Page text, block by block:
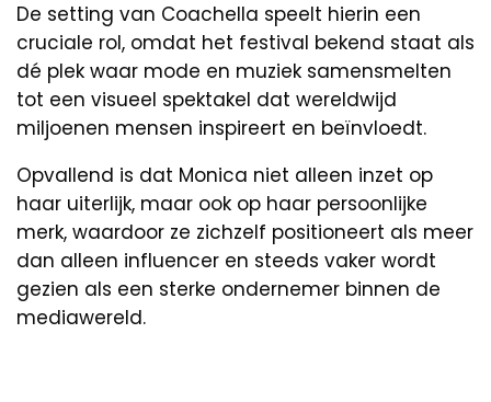
De setting van Coachella speelt hierin een
cruciale rol, omdat het festival bekend staat als
dé plek waar mode en muziek samensmelten
tot een visueel spektakel dat wereldwijd
miljoenen mensen inspireert en beïnvloedt.
Opvallend is dat Monica niet alleen inzet op
haar uiterlijk, maar ook op haar persoonlijke
merk, waardoor ze zichzelf positioneert als meer
dan alleen influencer en steeds vaker wordt
gezien als een sterke ondernemer binnen de
mediawereld.